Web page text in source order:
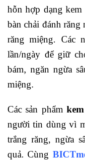
hỗn hợp dạng kem
bàn chải đánh
răng miệng. Các
lần/ngày để giữ
bám, ngăn ngừa
miệng.
Các sản phẩm
người tin dùng vì
trắng răng, ngừa
quả. Cùng